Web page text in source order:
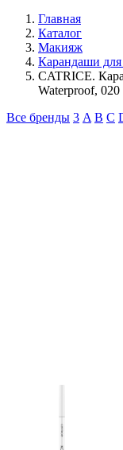
Главная
Каталог
Макияж
Карандаши для
CATRICE.
Waterproof,
Все бренды 3 A B C